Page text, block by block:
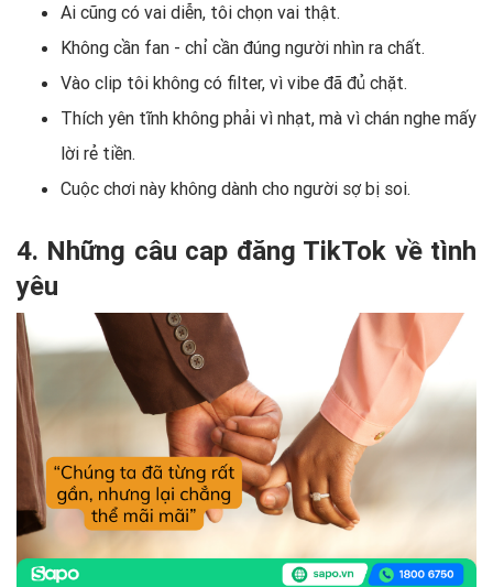
Ai cũng có vai diễn, tôi chọn vai thật.
Không cần fan - chỉ cần đúng người nhìn ra chất.
Vào clip tôi không có filter, vì vibe đã đủ chặt.
Thích yên tĩnh không phải vì nhạt, mà vì chán nghe mấy
lời rẻ tiền.
Cuộc chơi này không dành cho người sợ bị soi.
4. Những câu cap đăng TikTok về tình
yêu